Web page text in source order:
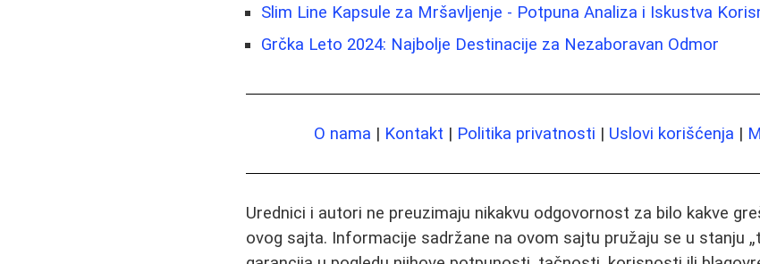
Slim Line Kapsule za Mršavljenje - Potpuna Analiza i Iskustva
Grčka Leto 2024: Najbolje Destinacije za Nezaboravan Odmor
O nama | Kontakt | Politika privatnosti | Uslovi korišćenja |
Urednici i autori ne preuzimaju nikakvu odgovornost za bilo kakve
ovog sajta. Informacije sadržane na ovom sajtu pružaju se u stanju